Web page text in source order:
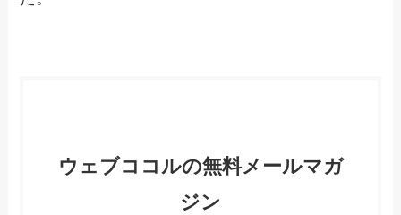
ウェブココルの無料メールマガ
ジン